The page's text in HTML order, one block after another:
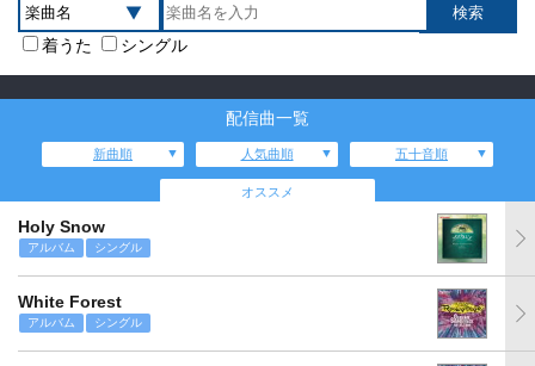
着うた シングル
配信曲一覧
新曲順 人気曲順 五十音順
オススメ
Holy Snow
アルバム シングル
White Forest
アルバム シングル